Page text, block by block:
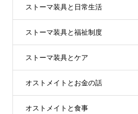
ストーマ装具と日常生活
ストーマ装具と福祉制度
ストーマ装具とケア
オストメイトとお金の話
オストメイトと食事